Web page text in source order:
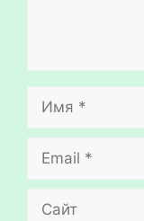
Имя
Email
Сайт